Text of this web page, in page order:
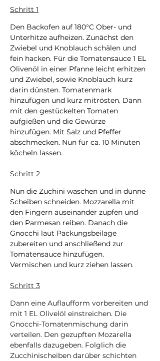
Schritt 1
Den Backofen auf 180°C Ober- und
Unterhitze aufheizen. Zunächst den
Zwiebel und Knoblauch schälen und
fein hacken. Für die Tomatensauce 1 EL
Olivenöl in einer Pfanne leicht erhitzen
und Zwiebel, sowie Knoblauch kurz
darin dünsten. Tomatenmark
hinzufügen und kurz mitrösten. Dann
mit den gestückelten Tomaten
aufgießen und die Gewürze
hinzufügen. Mit Salz und Pfeffer
abschmecken. Nun für ca. 10 Minuten
köcheln lassen.
Schritt 2
Nun die Zuchini waschen und in dünne
Scheiben schneiden. Mozzarella mit
den Fingern auseinander zupfen und
den Parmesan reiben. Danach die
Gnocchi laut Packungsbeilage
zubereiten und anschließend zur
Tomatensauce hinzufügen.
Vermischen und kurz ziehen lassen.
Schritt 3
Dann eine Auflaufform vorbereiten und
mit 1 EL Olivelöl einstreichen. Die
Gnocchi-Tomatenmischung darin
verteilen. Den gezupften Mozarella
ebenfalls dazugeben. Folglich die
Zucchinischeiben darüber schichten